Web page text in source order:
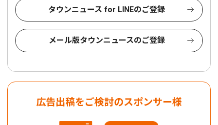
タウンニュース for LINEのご登録
メール版タウンニュースのご登録
広告出稿をご検討のスポンサー様